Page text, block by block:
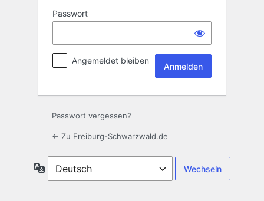
Passwort
Angemeldet bleiben
Passwort vergessen?
← Zu Freiburg-Schwarzwald.de
Sprache